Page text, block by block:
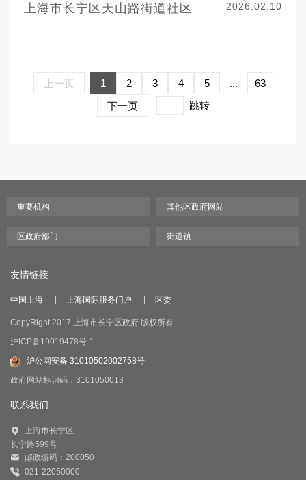
2026.02.10
上一页 1 2 3 4 5 ...
63
下一页
跳转
友情链接
中国上海 上海国际服务门户 区委
CopyRight 2017 上海市长宁区政府 版权所有
沪ICP备19019478号-1
沪公网安备 31010502002758号
政府网站标识码：3101050013
联系我们
上海市长宁区
长宁路599号
邮政编码：200050
021-22050000